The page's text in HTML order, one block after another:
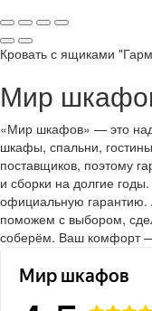
Кровать с ящиками
Мир
«Мир шкафов» — это
шкафы, спальни,
поставщиков, поэтому
и сборки на долгие
официальную
поможем с выбором,
соберём. Ваш комфорт